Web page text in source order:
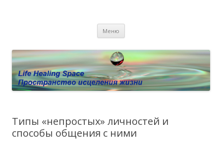
Личный сайт Елены Барымовой
исцелении воспоминанием и ренкарнационике. Услуги.
Меню
Типы «непростых» личностей и
способы общения с ними